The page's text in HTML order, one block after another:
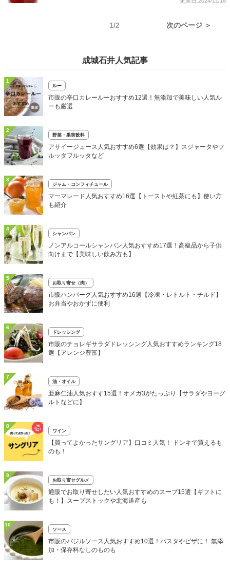
1/2 次のページ ＞
成城石井人気記事
1
ルー
市販の辛口カレールーおすすめ12選！無添加で美味しい人気ル
ーも厳選
2
野菜・果実飲料
アサイージュース人気おすすめ6選【効果は？】スジャータやフ
ルッタフルッタなど
3
ジャム・コンフィチュール
マーマレード人気おすすめ16選【トーストや紅茶にも】使い方
も紹介
4
シャンパン
ノンアルコールシャンパン人気おすすめ17選！高級品から子供
向けまで【美味しい飲み方も】
5
お取り寄せ（肉）
市販ハンバーグ人気おすすめ16選【冷凍・レトルト・チルド】
お弁当やおかずに便利
6
ドレッシング
市販のチョレギサラダドレッシング人気おすすめランキング18
選【アレンジ豊富】
7
油・オイル
亜麻仁油人気おすす15選！オメガ3がたっぷり【サラダやヨーグ
ルトなどに】
8
ワイン
【買ってよかったサングリア】口コミ人気！ ドンキで買えるも
のも！
9
お取り寄せグルメ
通販でお取り寄せしたい人気おすすめのスープ15選【ギフトに
も！】スープストックや北海道産も
10
ソース
市販のバジルソース人気おすすめ10選！パスタやピザに！ 無添
加・保存料なしのものも